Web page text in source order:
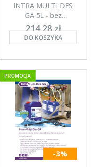
INTRA MULTI DES
GA 5L - bez
formaldehydu
214,28 zł
netto: 198,41 zł
DO KOSZYKA
-3%
PROMOCJA